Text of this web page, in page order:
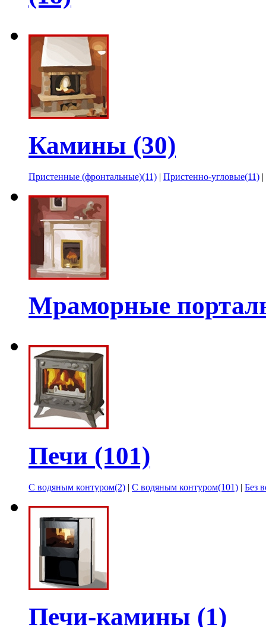
Камины (30)
Пристенные (фронтальные)(11) | Пристенно-угловые(11) |
Мраморные
Печи (101)
С водяным контуром(2) | С водяным контуром(101) | Без
Печи-камины (1)